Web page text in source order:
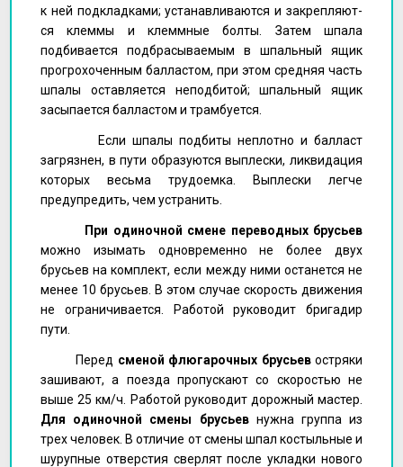
к ней подкладками; устанавливаются и закрепляют­
ся клеммы и клеммные болты. Затем шпала
подбивается подбрасыва­емым в шпальный ящик
прогрохоченным балластом, при этом сред­няя часть
шпалы оставляется неподбитой; шпальный ящик
засыпается балластом и трамбуется.
Если шпалы подбиты неплотно и балласт
загрязнен, в пути образуются выплески, ликвидация
которых весьма трудоемка. Выплески легче
предупредить, чем устранить.
При одиночной смене переводных брусьев
можно изымать одновременно не более двух
брусьев на комплект, если между ними останется не
менее 10 брусьев. В этом случае скорость движения
не ограничивается. Работой руководит бригадир
пути.
Перед сменой флюгарочных брусьевостряки
зашивают, а поезда пропускают со скоростью не
выше 25 км/ч. Работой руководит дорожный мастер.
Для одиночной смены брусьевнужна группа из
трех человек. В отличие от смены шпал костыльные и
шурупные отверстия сверлят после укладки нового